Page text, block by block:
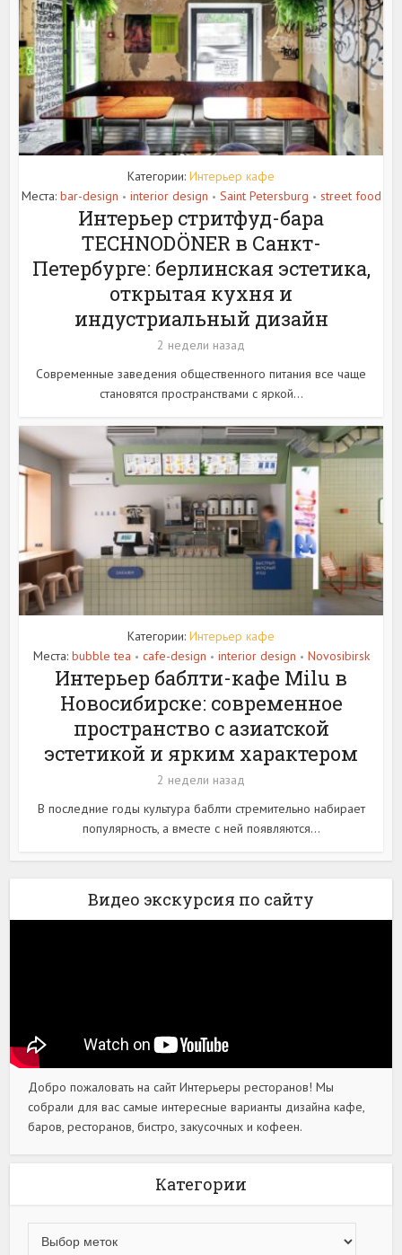
Категории: Интерьер кафе
Места: bar-design • interior design • Saint Petersburg • street food
Интерьер стритфуд-бара
TECHNODÖNER в Санкт-
Петербурге: берлинская эстетика,
открытая кухня и
индустриальный дизайн
2 недели назад
Современные заведения общественного питания все чаще
становятся пространствами с яркой...
Категории: Интерьер кафе
Места: bubble tea • cafe-design • interior design • Novosibirsk
Интерьер баблти-кафе Milu в
Новосибирске: современное
пространство с азиатской
эстетикой и ярким характером
2 недели назад
В последние годы культура баблти стремительно набирает
популярность, а вместе с ней появляются...
Видео экскурсия по сайту
Добро пожаловать на сайт Интерьеры ресторанов! Мы
собрали для вас самые интересные варианты дизайна кафе,
баров, ресторанов, бистро, закусочных и кофеен.
Категории